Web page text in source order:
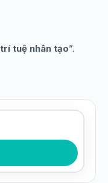
trí tuệ nhân tạo”.